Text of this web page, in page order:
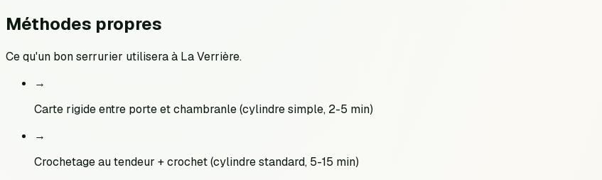
Méthodes propres
Ce qu'un bon serrurier utilisera à La Verrière.
→
Carte rigide entre porte et chambranle (cylindre simple, 2-5 min)
→
Crochetage au tendeur + crochet (cylindre standard, 5-15 min)